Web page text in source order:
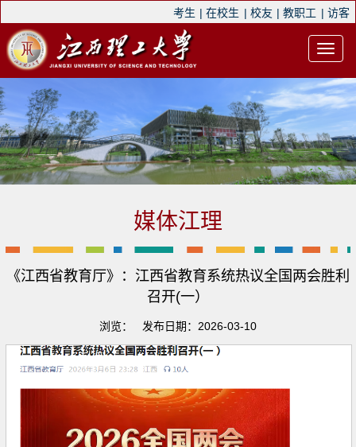
考生 | 在校生 | 校友 | 教职工 | 访客
媒体江理
《江西省教育厅》：江西省教育系统热议全国两会胜利
召开(一）
浏览： 发布日期：2026-03-10